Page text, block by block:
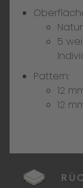
5
Pattern:
12
12